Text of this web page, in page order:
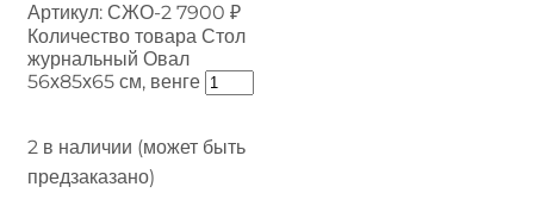
Артикул: СЖО-2 7900 ₽
Количество товара Стол
журнальный Овал
56х85х65 см, венге
2 в наличии (может быть
предзаказано)